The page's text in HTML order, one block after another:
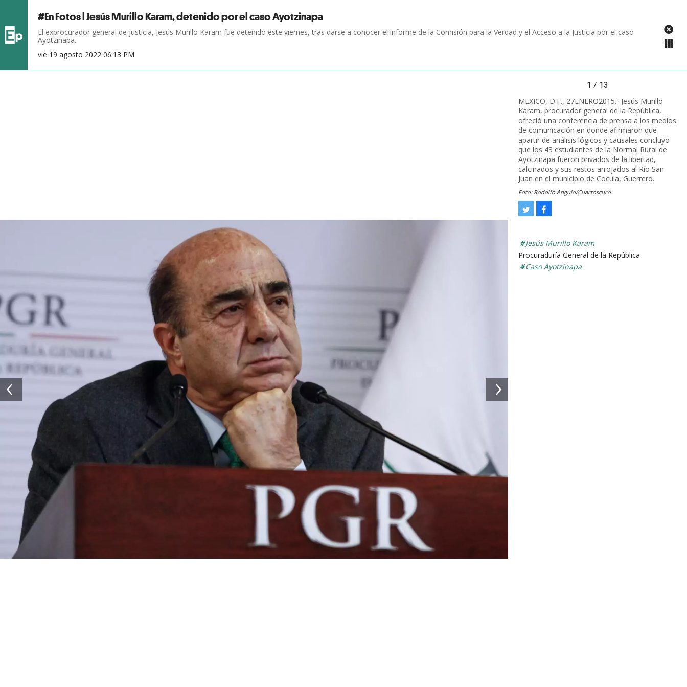
#En Fotos l Jesús Murillo Karam, detenido por el caso Ayotzinapa
El exprocurador general de justicia, Jesús Murillo Karam fue detenido este viernes, tras darse a conocer el informe de la Comisión para la Verdad y el Acceso a la Justicia por el caso
Ayotzinapa.
vie 19 agosto 2022 06:13 PM
Jesús Murillo Karam
Procuraduría General de la República
Caso Ayotzinapa
1 / 13
MEXICO, D.F., 27ENERO2015.- Jesús Murillo
Karam, procurador general de la República,
ofreció una conferencia de prensa a los medios
de comunicación en donde afirmaron que
apartir de análisis lógicos y causales concluyo
que los 43 estudiantes de la Normal Rural de
Ayotzinapa fueron privados de la libertad,
calcinados y sus restos arrojados al Río San
Juan en el municipio de Cocula, Guerrero.
Foto: Rodolfo Angulo/Cuartoscuro
Tweet